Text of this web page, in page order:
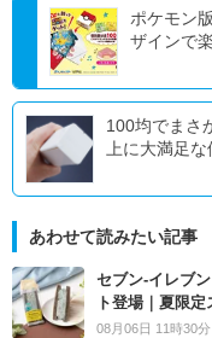
ポケモン
ザインで
100均でまさ
上に大満足な
あわせて読みたい記事
セブン‐イレブ
ト登場｜夏限
08月06日 11時30分